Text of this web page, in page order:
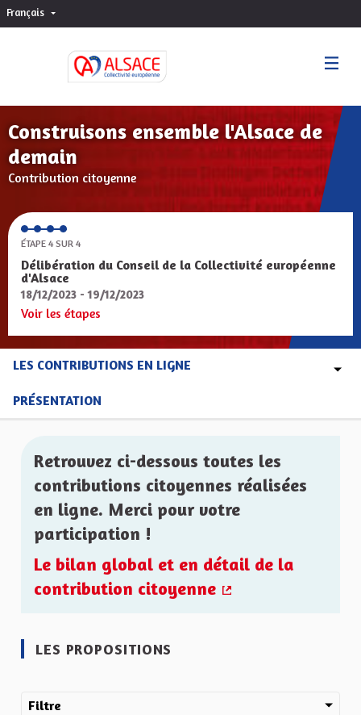
Français Choisir la langue
Construisons ensemble l'Alsace de
demain
Contribution citoyenne
ÉTAPE 4 SUR 4
Délibération du Conseil de la Collectivité européenne
d'Alsace
18/12/2023 - 19/12/2023
Voir les étapes
LES CONTRIBUTIONS EN LIGNE
PRÉSENTATION
Retrouvez ci-dessous toutes les
contributions citoyennes réalisées
en ligne. Merci pour votre
participation !
Le bilan global et en détail de la
contribution citoyenne
LES PROPOSITIONS
Filtre